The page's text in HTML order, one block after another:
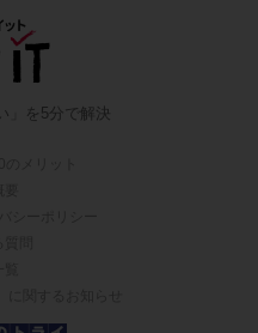
」を5分で解決